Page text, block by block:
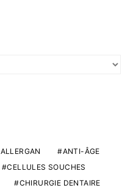
ALLERGAN
ANTI-ÂGE
CELLULES SOUCHES
CHIRURGIE DENTAIRE